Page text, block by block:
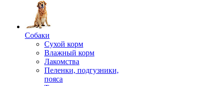
Собаки
Сухой корм
Влажный корм
Лакомства
Пеленки, подгузники,
пояса